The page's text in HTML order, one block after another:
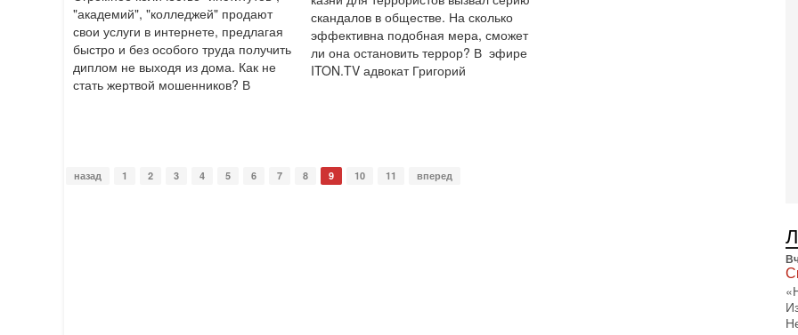
"академий", "колледжей" продают
свои услуги в интернете, предлагая
быстро и без особого труда получить
диплом не выходя из дома. Как не
стать жертвой мошенников? В
скандалов в обществе. На сколько
эффективна подобная мера, сможет
ли она остановить террор? В эфире
ITON.TV адвокат Григорий
назад 1 2 3 4 5 6 7 8 9 10 11 вперед
В